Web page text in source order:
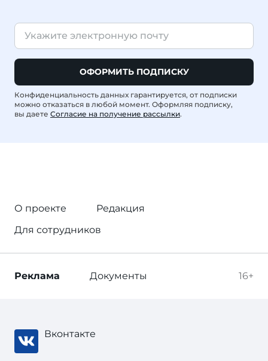
ОФОРМИТЬ ПОДПИСКУ
Конфиденциальность данных гарантируется, от подписки
можно отказаться в любой момент. Оформляя подписку,
вы даете Согласие на получение рассылки.
О проекте
Редакция
Для сотрудников
16+
Реклама Документы
Вконтакте